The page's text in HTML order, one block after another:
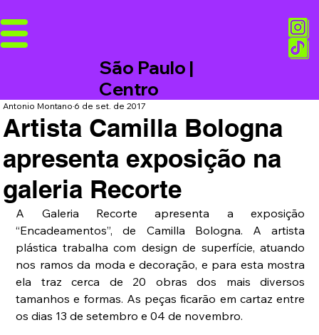
São Paulo |
Centro
Artista Camilla Bologna
apresenta exposição na
galeria Recorte
Antonio Montano6 de set. de 2017
A Galeria Recorte apresenta a exposição
“Encadeamentos”, de Camilla Bologna. A artista
plástica trabalha com design de superfície, atuando
nos ramos da moda e decoração, e para esta mostra
ela traz cerca de 20 obras dos mais diversos
tamanhos e formas. As peças ficarão em cartaz entre
os dias 13 de setembro e 04 de novembro.